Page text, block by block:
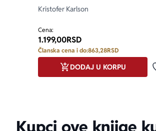
Kristofer Karlson
Cena:
1.199,00RSD
Članska cena i do:863,28RSD
DODAJ U KORPU
Kupci ove knjige